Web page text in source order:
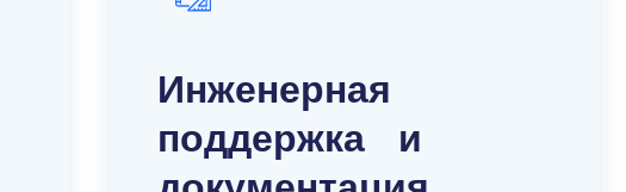
Инженерная
поддержка и